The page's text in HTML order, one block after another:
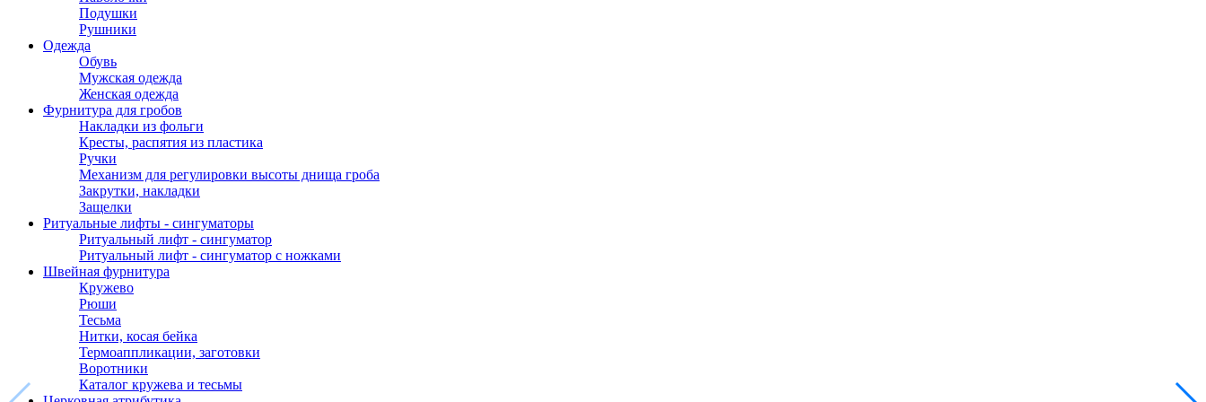
Подушки
Рушники
Одежда
Обувь
Мужская одежда
Женская одежда
Фурнитура для гробов
Накладки из фольги
Кресты, распятия из пластика
Ручки
Механизм для регулировки высоты днища гроба
Закрутки, накладки
Защелки
Ритуальные лифты - сингуматоры
Ритуальный лифт - сингуматор
Ритуальный лифт - сингуматор с ножками
Швейная фурнитура
Кружево
Рюши
Тесьма
Нитки, косая бейка
Термоаппликации, заготовки
Воротники
Каталог кружева и тесьмы